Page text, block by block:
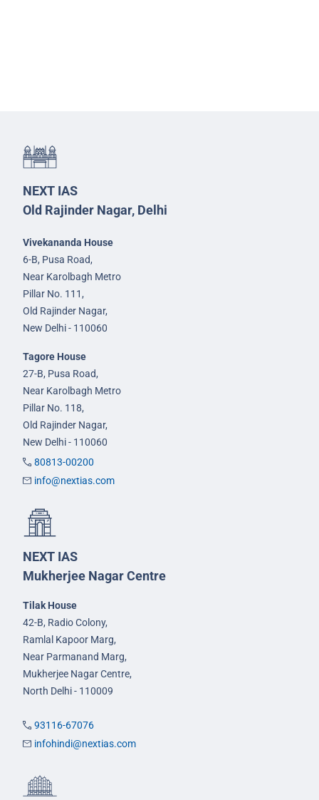
NEXT IAS
Old Rajinder Nagar, Delhi
Vivekananda House
6-B, Pusa Road,
Near Karolbagh Metro
Pillar No. 111,
Old Rajinder Nagar,
New Delhi - 110060
Tagore House
27-B, Pusa Road,
Near Karolbagh Metro
Pillar No. 118,
Old Rajinder Nagar,
New Delhi - 110060
80813-00200
info@nextias.com
NEXT IAS
Mukherjee Nagar Centre
Tilak House
42-B, Radio Colony,
Ramlal Kapoor Marg,
Near Parmanand Marg,
Mukherjee Nagar Centre,
North Delhi - 110009
93116-67076
infohindi@nextias.com